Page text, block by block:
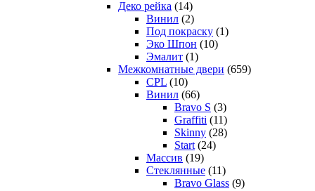
Деко рейка (14)
Винил (2)
Под покраску (1)
Эко Шпон (10)
Эмалит (1)
Межкомнатные двери (659)
CPL (10)
Винил (66)
Bravo S (3)
Graffiti (11)
Skinny (28)
Start (24)
Массив (19)
Стеклянные (11)
Bravo Glass (9)